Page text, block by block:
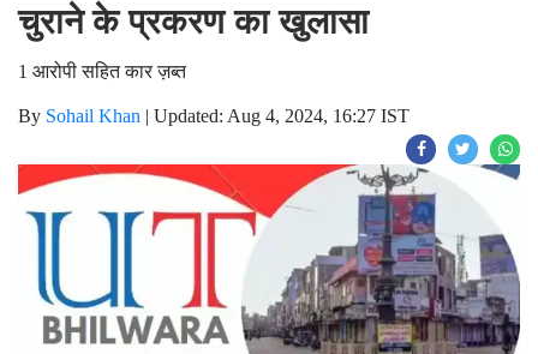
चुराने के प्रकरण का खुलासा
1 आरोपी सहित कार ज़ब्त
By Sohail Khan | Updated: Aug 4, 2024, 16:27 IST